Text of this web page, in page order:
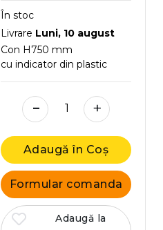
În stoc
Livrare Luni, 10 august
Con H750 mm
cu indicator din plastic
- +
Adaugă în Coș
Formular comanda
Adaugă la